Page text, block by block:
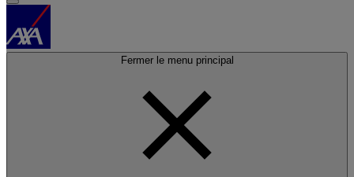
Fermer le menu principal